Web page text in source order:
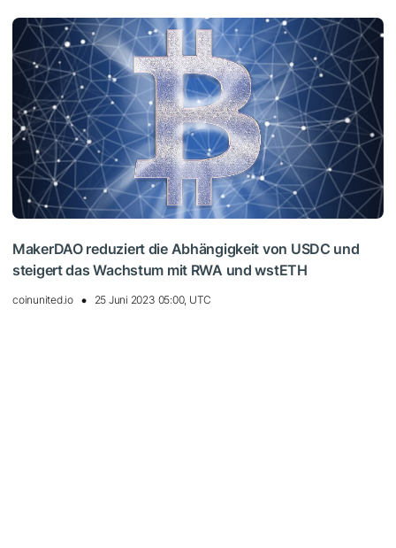
MakerDAO reduziert die Abhängigkeit von USDC und
steigert das Wachstum mit RWA und wstETH
coinunited.io 25 Juni 2023 05:00, UTC